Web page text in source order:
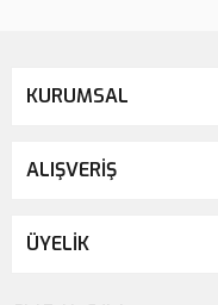
KURUMSAL
ALIŞVERİŞ
ÜYELİK